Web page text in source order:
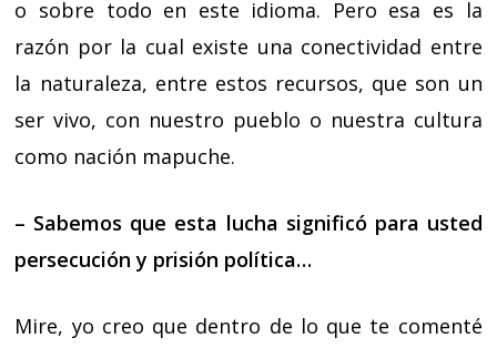
o sobre todo en este idioma. Pero esa es la
razón por la cual existe una conectividad entre
la naturaleza, entre estos recursos, que son un
ser vivo, con nuestro pueblo o nuestra cultura
como nación mapuche.
– Sabemos que esta lucha significó para usted
persecución y prisión política…
Mire, yo creo que dentro de lo que te comenté